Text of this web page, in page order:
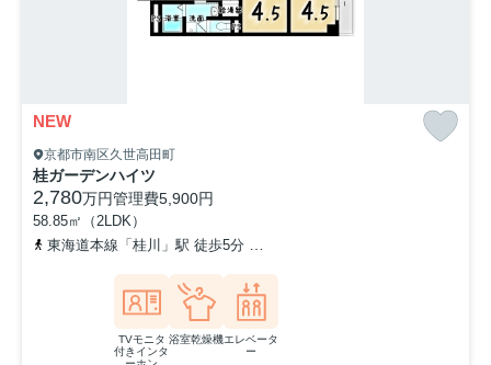
NEW
京都市南区久世高田町
桂ガーデンハイツ
2,780万円管理費5,900円
58.85㎡（2LDK）
東海道本線「桂川」駅 徒歩5分
TVモニタ
付きインタ
浴室乾燥機エレベータ
ー